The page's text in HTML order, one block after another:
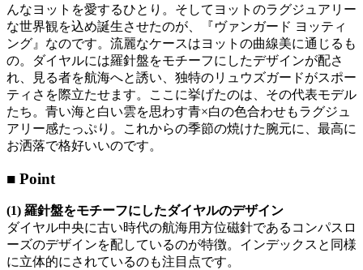
んなヨットを愛するひとり。そしてヨットのラグジュアリー
な世界観を込め誕生させたのが、『ヴァンガード ヨッティ
ング』なのです。流麗なケースはヨットの曲線美に通じるも
の。ダイヤルには羅針盤をモチーフにしたデザインが配さ
れ、見る者を航海へと誘い、独特のリュウズガードがスポー
ティさを際立たせます。ここに挙げたのは、その代表モデル
たち。青い海と白い雲を思わす青×白の色合わせもラグジュ
アリー感たっぷり。これからの季節の焼けた腕元に、最高に
お洒落で格好いいのです。
■ Point
(1) 羅針盤をモチーフにしたダイヤルのデザイン
ダイヤル中央に古い時代の航海用方位磁針であるコンパスロ
ーズのデザインを配しているのが特徴。インデックスと同様
に立体的にされているのも注目点です。